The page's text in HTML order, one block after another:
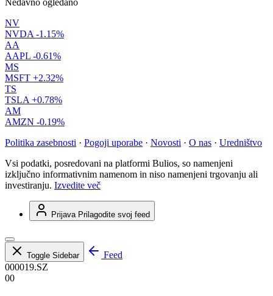
Nedavno ogledano
NV
NVDA -1.15%
AA
AAPL -0.61%
MS
MSFT +2.32%
TS
TSLA +0.78%
AM
AMZN -0.19%
Politika zasebnosti · Pogoji uporabe · Novosti · O nas · Uredništvo
Vsi podatki, posredovani na platformi Bulios, so namenjeni
izključno informativnim namenom in niso namenjeni trgovanju ali
investiranju. Izvedite več
Prijava Prilagodite svoj feed
Toggle Sidebar
Feed
000019.SZ
00